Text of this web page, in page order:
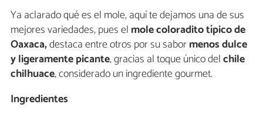
Ya aclarado qué es el mole, aquí te dejamos una de sus
mejores variedades, pues el mole coloradito típico de
Oaxaca,destaca entre otros por su sabormenos dulce
y ligeramente picante, gracias al toque único delchile
chilhuace, considerado un ingrediente gourmet.
Ingredientes